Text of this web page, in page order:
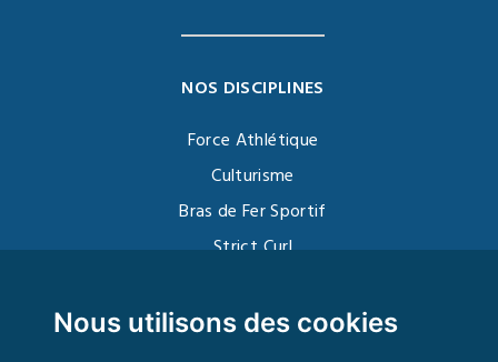
Nous utilisons des cookies
NOS DISCIPLINES
Force Athlétique
Culturisme
Bras de Fer Sportif
Strict Curl
Kettlebell